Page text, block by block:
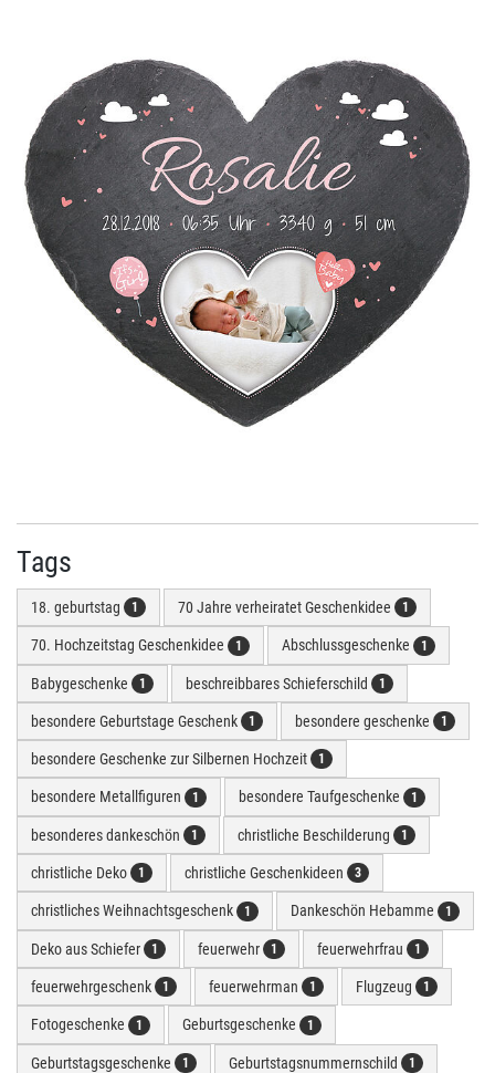
Tags
18. geburtstag 1 70 Jahre verheiratet Geschenkidee 1
70. Hochzeitstag Geschenkidee 1 Abschlussgeschenke 1
Babygeschenke 1 beschreibbares Schieferschild 1
besondere Geburtstage Geschenk 1 besondere geschenke 1
besondere Geschenke zur Silbernen Hochzeit 1
besondere Metallfiguren 1 besondere Taufgeschenke 1
besonderes dankeschön 1 christliche Beschilderung 1
christliche Deko 1 christliche Geschenkideen 3
christliches Weihnachtsgeschenk 1 Dankeschön Hebamme 1
Deko aus Schiefer 1 feuerwehr 1 feuerwehrfrau 1
feuerwehrgeschenk 1 feuerwehrman 1 Flugzeug 1
Fotogeschenke 1 Geburtsgeschenke 1
Geburtstagsgeschenke 1 Geburtstagsnummernschild 1